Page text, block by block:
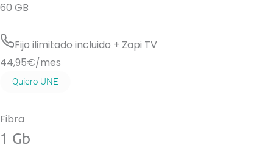
60 GB
Fijo ilimitado incluido + Zapi TV
44,95€/mes
Quiero UNE
Fibra
1 Gb